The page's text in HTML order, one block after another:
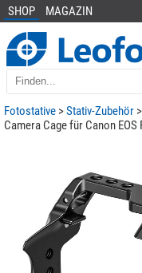
SHOP MAGAZIN
Fotostative >Stativ-Zubehör >
Camera Cage für Canon EOS